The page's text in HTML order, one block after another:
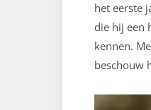
het eerste
die hij een
kennen.
beschouw